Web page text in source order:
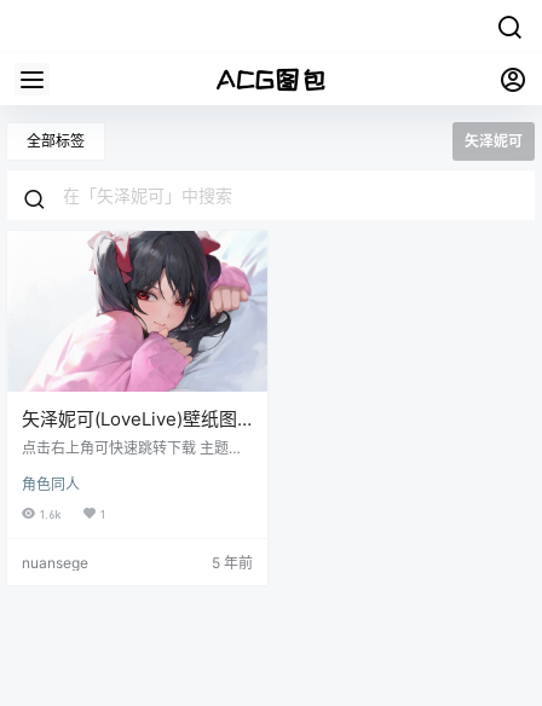
全部标签 矢泽妮可
矢泽妮可(LoveLive)壁纸图
包原画插画素材P站同人图合
点击右上角可快速跳转下载 主题：
集原画插画壁纸图片素材美术资料
格式：JPG/PNG 数量：1140张/86
角色同人
1.6k 1
nuansege 5 年前